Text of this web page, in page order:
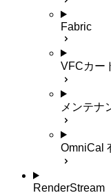
Fabric
VFCカー
メンテナ
OmniCal
RenderStream